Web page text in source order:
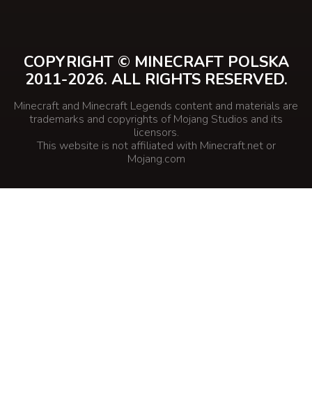
COPYRIGHT © MINECRAFT POLSKA
2011-2026. ALL RIGHTS RESERVED.
Minecraft and Minecraft Legends content and materials are
trademarks and copyrights of Mojang Studios and its
licensors.
This website is not affiliated with Minecraft.net or
Mojang.com